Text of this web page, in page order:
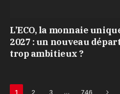
L’ECO, la monnaie
2027 : un nouveau
trop ambitieux ?
1 2 3 … 746 Next